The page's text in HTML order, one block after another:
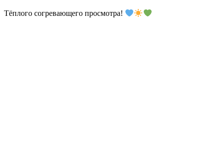
Тёплого согревающего просмотра!